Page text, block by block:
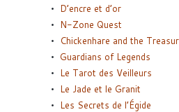
D’encre et d’or
N-Zone Quest
Chickenhare and the
Guardians of Legends
Le Tarot des Veilleurs
Le Jade et le Granit
Les Secrets de l’Égide